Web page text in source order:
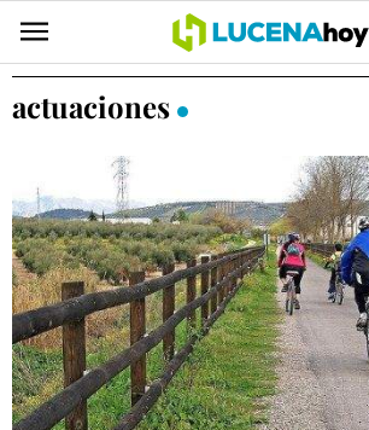
POLÍTICA
ELECCIONES
SUCESOS
ECONOMÍA
DESARROLLO LOCAL
LUCENA EMPRESAS
actuaciones